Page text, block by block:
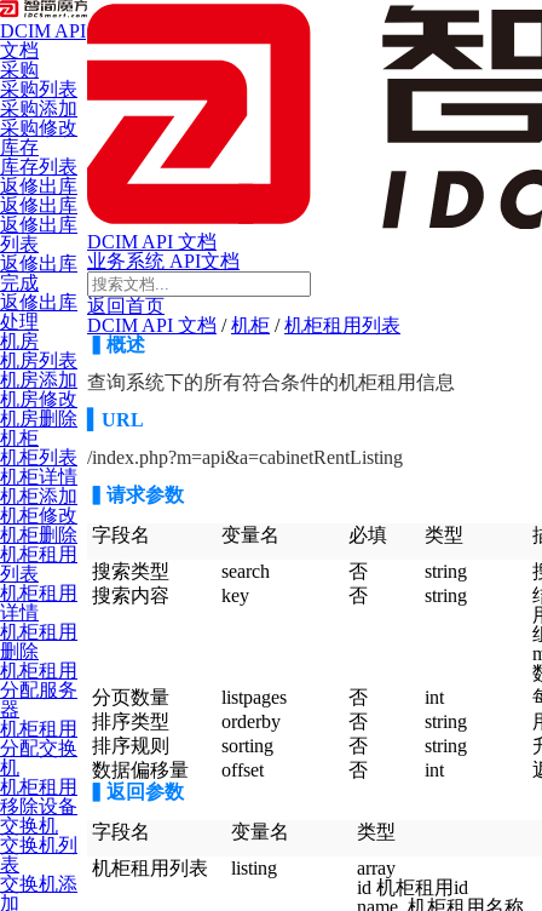
DCIM API
文档
采购
采购列表
采购添加
采购修改
库存
库存列表
返修出库
返修出库
返修出库
列表
返修出库
完成
返修出库
处理
机房
机房列表
机房添加
机房修改
机房删除
机柜
机柜列表
机柜详情
机柜添加
机柜修改
机柜删除
机柜租用
列表
机柜租用
详情
机柜租用
删除
机柜租用
分配服务
器
机柜租用
分配交换
机
机柜租用
移除设备
交换机
交换机列
表
交换机添
加
DCIM API 文档
业务系统 API文档
返回首页
DCIM API 文档 /机柜 /机柜租用列表
概述
查询系统下的所有符合条件的机柜租用信息
URL
/index.php?m=api&a=cabinetRentListing
▍请求参数
字段名
变量名 必填 类型
搜索类型
search 否 string
搜索内容
key 否 string
分页数量
listpages 否 int
排序类型
orderby 否 string
排序规则
sorting 否 string
数据偏移量
offset 否 int
返回参数
字段名
变量名
类型
机柜租用列表
listing
array
id 机柜租用id
name 机柜租用名称